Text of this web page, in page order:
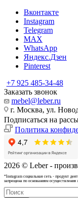
Вконтакте
Instagram
Telegram
MAX
WhatsApp
Яндекс.Дзен
Pinterest
+7 925 485-34-48
Заказать звонок
mebel@leber.ru
г. Москва, ул.
Подписаться на
Политика
2026 © Leber -
*Instagram cоциальная сеть - продукт
запрещена по основаниям осуществления